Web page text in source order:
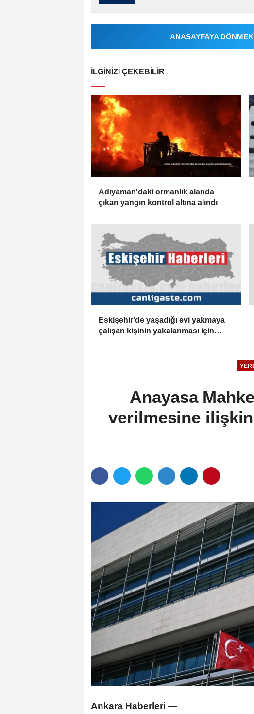
ANASAYFAYA
İLGINIZI ÇEKEBILIR
Adıyaman'daki ormanlık alanda
çıkan yangın kontrol altına alındı
Eskişehir'de yaşadığı evi yakmaya
çalışan kişinin yakalanması için
Anayasa
verilmesine
Ankara Haberleri —